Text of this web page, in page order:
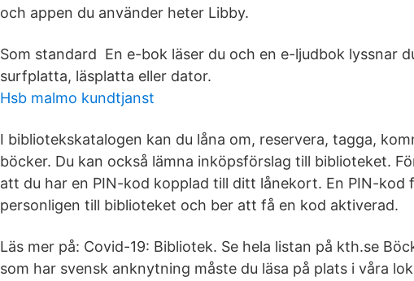
och appen du använder heter Libby.
Som standard En e-bok läser du och en e-ljudbok lyssnar
surfplatta, läsplatta eller dator.
Hsb malmo kundtjanst
I bibliotekskatalogen kan du låna om, reservera, tagga,
böcker. Du kan också lämna inköpsförslag till biblioteket.
att du har en PIN-kod kopplad till ditt lånekort. En PIN-kod
personligen till biblioteket och ber att få en kod aktiverad.
Läs mer på: Covid-19: Bibliotek. Se hela listan på kth.se
som har svensk anknytning måste du läsa på plats i våra